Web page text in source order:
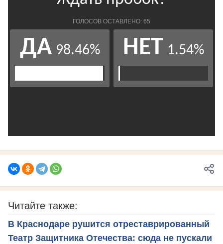
Читайте также:
В Краснодаре рушится отреставрированный
Театр Защитника Отечества: сюда не пускали